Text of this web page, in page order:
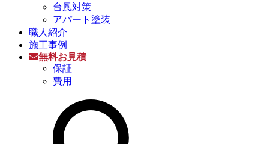
台風対策
アパート塗装
職人紹介
施工事例
無料お見積
保証
費用